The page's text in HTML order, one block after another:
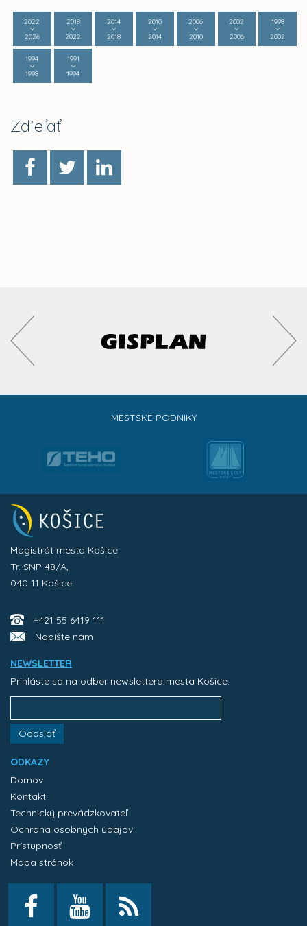
2022
2026
2018
2022
2014
2018
2010
2014
2006
2010
2002
2006
1998
2002
1994
1998
1991
1994
Zdieľať
MESTSKÉ PODNIKY
Magistrát mesta Košice
Tr. SNP 48/A,
040 11 Košice
+421 55 6419 111
Napíšte nám
NEWSLETTER
Prihláste sa na odber newslettera mesta Košice:
Odoslať
ODKAZY
Domov
Kontakt
Technický prevádzkovateľ
Ochrana osobných údajov
Prístupnosť
Mapa stránok